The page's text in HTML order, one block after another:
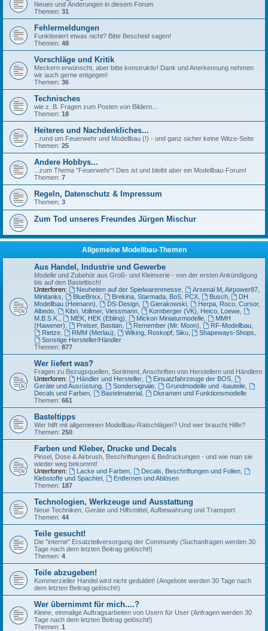
Neues und Änderungen in diesem Forum
Themen: 31
Fehlermeldungen
Funktioniert etwas nicht? Bitte Bescheid sagen!
Themen: 48
Vorschläge und Kritik
Meckern erwünscht, aber bitte konstruktiv! Dank und Anerkennung nehmen
wir auch gerne entgegen!
Themen: 36
Technisches
wie z. B. Fragen zum Posten von Bildern...
Themen: 18
Heiteres und Nachdenkliches...
...rund um Feuerwehr und Modellbau (!) - und ganz sicher keine Witze-Seite
Themen: 25
Andere Hobbys...
...zum Thema "Feuerwehr"! Dies ist und bleibt aber ein Modellbau-Forum!
Themen: 7
Regeln, Datenschutz & Impressum
Themen: 3
Zum Tod unseres Freundes Jürgen Mischur
Allgemeine Modellbau-Themen
Aus Handel, Industrie und Gewerbe
Modelle und Zubehör aus Groß- und Kleinserie - von der ersten Ankündigung
bis auf den Basteltisch!
Unterforen:
Neuheiten auf der Spielwarenmesse,
Arsenal M, Airpower87,
Minitanks
BlueBrixx Brekina, Starmada, BoS, PCX, Busch,
DH
Modellbau (Heimann)
DS-Design, Gierakowski,
Herpa, Roco, Cursor,
Albedo
Kibri, Vollmer, Viessmann, Kornberger (VK), Heico, Loewe,
M.B.S.K.
MEK, HEK (Ebling) Mickon Miniaturmodelle,
MMH
(Hawener)
Preiser, Bastian, Remember (Mr. Moon) RF-Modellbau,
Rietze, RMM (Merlau) Wiking, Roskopf, Siku, Shapeways-Shops
Sonstige Hersteller/Händler
Themen: 877
Wer liefert was?
Fragen zu Bezugsquellen, Sortiment, Anschriften von Herstellern und Händlern
Unterforen:
Händler und Hersteller, Einsatzfahrzeuge der BOS,
Geräte und Ausrüstung
Sondersignale, Grundmodelle und -bauteile,
Decals und Farben
Bastelmaterial,
Dioramen und Funktionsmodelle
Themen: 661
Basteltipps
Wer hilft mit allgemeinen Modellbau-Ratschlägen? Und wer braucht Hilfe?
Themen: 250
Farben und Kleber, Drucke und Decals
Pinsel, Dose & Airbrush, Beschriftungen & Bedruckungen - und wie man sie
wieder weg bekommt!
Unterforen:
Lacke und Farben, Decals, Beschriftungen und Folien,
Klebstoffe und Spachtel
Entfernen und Ablösen
Themen: 187
Technologien, Werkzeuge und Ausstattung
Neue Techniken, Geräte und Hilfsmittel, Aufbewahrung und Transport
Themen: 44
Teile gesucht!
Die "interne" Ersatzteilversorgung der Community (Suchanfragen werden 30
Tage nach dem letzten Beitrag gelöscht!)
Themen: 4
Teile abzugeben!
Kommerzieller Handel wird nicht geduldet! (Angebote werden 30 Tage nach
dem letzten Beitrag gelöscht!)
Wer übernimmt für mich....?
Kleine, einmalige Auftragsarbeiten von Usern für User (Anfragen werden 30
Tage nach dem letzten Beitrag gelöscht!)
Themen: 1